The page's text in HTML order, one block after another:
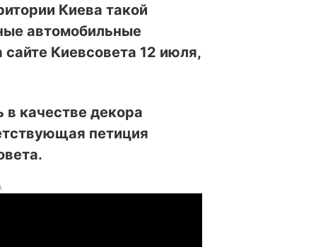
Киева такой
автомобильные
Киевсовета 12 июля,
в качестве декора
петиция